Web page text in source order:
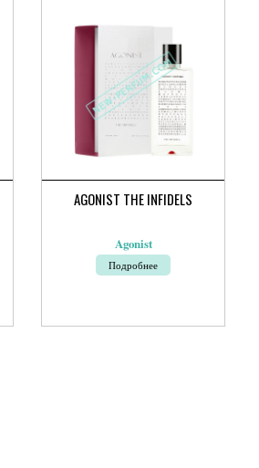
AGONIST THE INFIDELS
Agonist
Подробнее